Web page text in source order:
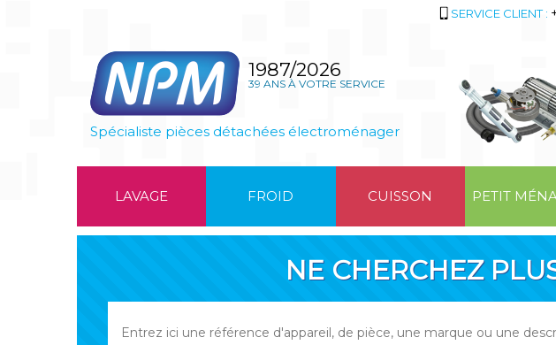
SERVICE CLIENT :
1987/2026
39 ANS À VOTRE SERVICE
Spécialiste pièces détachées électroménager
LAVAGE FROID CUISSON PETIT
NE CHERCHEZ